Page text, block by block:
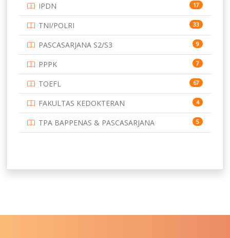
14
14
UNIVERSITAS CENDRAWASIH 14
15
219
11
144
UNIVERSITAS JEMBER
IPDN 17
TNI/POLRI 33
PASCASARJANA S2/S3 9
PPPK 7
TOEFL 67
FAKULTAS KEDOKTERAN 4
TPA BAPPENAS & PASCASARJANA 5